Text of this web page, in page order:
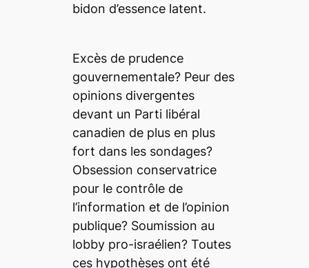
bidon d’essence latent.
Excès de prudence
gouvernementale? Peur des
opinions divergentes
devant un Parti libéral
canadien de plus en plus
fort dans les sondages?
Obsession conservatrice
pour le contrôle de
l’information et de l’opinion
publique? Soumission au
lobby pro-israélien? Toutes
ces hypothèses ont été